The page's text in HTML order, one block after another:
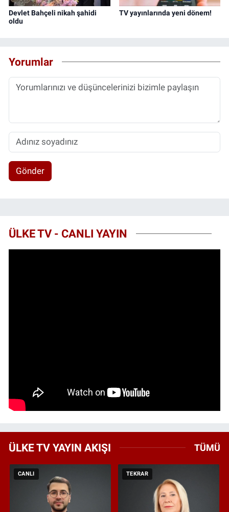
Devlet Bahçeli nikah şahidi
oldu
TV yayınlarında yeni dönem!
Yorumlar
Gönder
ÜLKE TV - CANLI YAYIN
ÜLKE TV YAYIN AKIŞI TÜMÜ
CANLI TEKRAR